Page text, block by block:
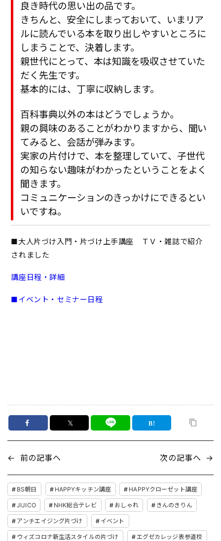
良き時代の思い出の品です。
きちんと、安全にしまっておいて、いまリア
ルに読んでいる本を取り出しやすいところに
しまうことで、決着します。
親世代にとって、本は知識を吸収させていた
だく先生です。
基本的には、丁寧に収納します。
百科事典以外の本はどうでしょうか。
親の興味のあることがわかりますから、聞い
てみると、会話が弾みます。
実家の片付けで、本を整理していて、子世代
の知らない趣味がわかったということをよく
聞きます。
コミュニケーションのきっかけにできるとい
いですね。
■大人片づけ入門・片づけ上手講座 ＴＶ・雑誌で紹介
されました
講座日程・詳細
■イベント・セミナー日程
𝕏
← 前の記事へ 次の記事へ →
BS朝日 HAPPYキッチン講座 HAPPYクローゼット講座
JIJICO NHK総合テレビ おしゃれ きんのきりん
アンチエイジング片づけ イベント
ウィズコロナ新生活スタイルの片づけ エグゼカレッジ表参道校